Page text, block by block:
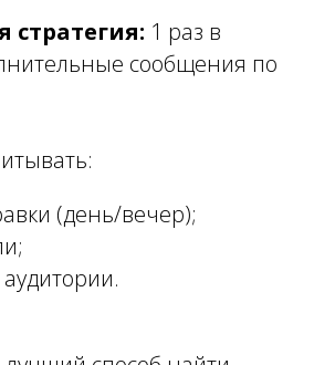
1 раз в
сообщения по
(день/вечер);